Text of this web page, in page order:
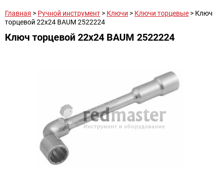
Главная > Ручной инструмент > Ключи > Ключи торцевые > Ключ
торцевой 22х24 BAUM 2522224
Ключ торцевой 22х24 BAUM 2522224